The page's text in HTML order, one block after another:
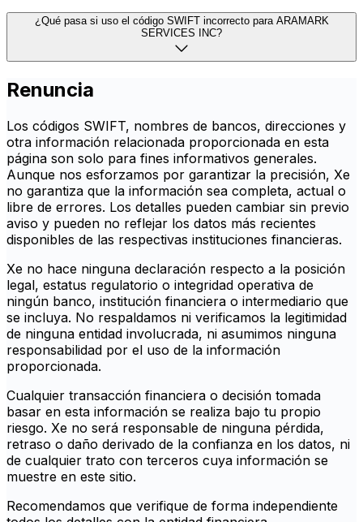
¿Qué pasa si uso el código SWIFT incorrecto para ARAMARK
SERVICES INC?
Renuncia
Los códigos SWIFT, nombres de bancos, direcciones y
otra información relacionada proporcionada en esta
página son solo para fines informativos generales.
Aunque nos esforzamos por garantizar la precisión, Xe
no garantiza que la información sea completa, actual o
libre de errores. Los detalles pueden cambiar sin previo
aviso y pueden no reflejar los datos más recientes
disponibles de las respectivas instituciones financieras.
Xe no hace ninguna declaración respecto a la posición
legal, estatus regulatorio o integridad operativa de
ningún banco, institución financiera o intermediario que
se incluya. No respaldamos ni verificamos la legitimidad
de ninguna entidad involucrada, ni asumimos ninguna
responsabilidad por el uso de la información
proporcionada.
Cualquier transacción financiera o decisión tomada
basar en esta información se realiza bajo tu propio
riesgo. Xe no será responsable de ninguna pérdida,
retraso o daño derivado de la confianza en los datos, ni
de cualquier trato con terceros cuya información se
muestre en este sitio.
Recomendamos que verifique de forma independiente